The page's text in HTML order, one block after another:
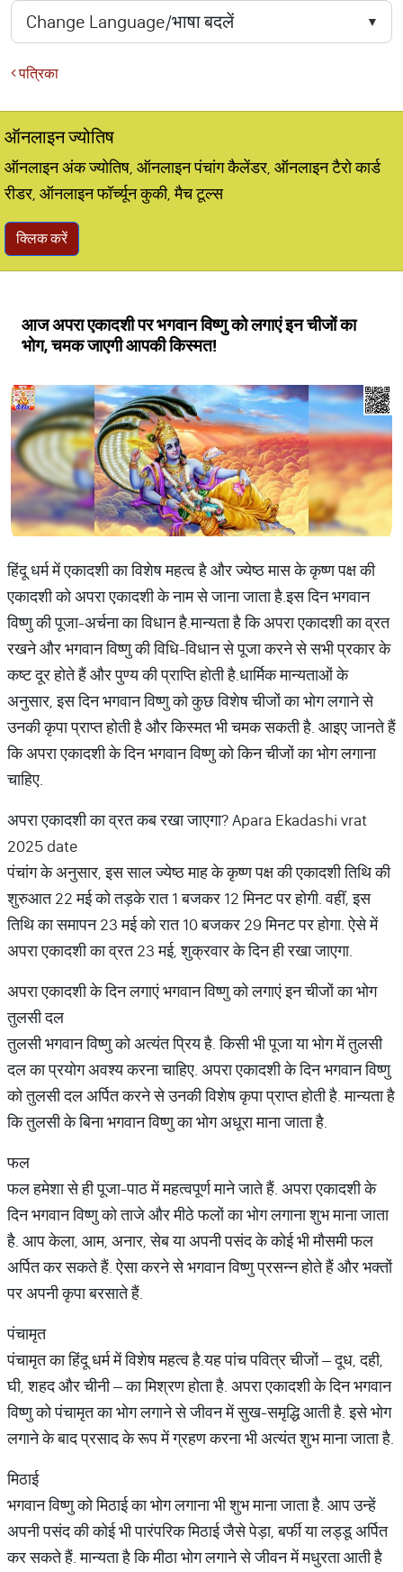
पत्रिका
ऑनलाइन ज्योतिष
ऑनलाइन अंक ज्योतिष, ऑनलाइन पंचांग कैलेंडर, ऑनलाइन टैरो कार्ड
रीडर, ऑनलाइन फॉर्च्यून कुकी, मैच टूल्स
क्लिक करें
आज अपरा एकादशी पर भगवान विष्णु को लगाएं इन चीजों का
भोग, चमक जाएगी आपकी किस्मत!
हिंदू धर्म में एकादशी का विशेष महत्व है और ज्येष्ठ मास के कृष्ण पक्ष की
एकादशी को अपरा एकादशी के नाम से जाना जाता है.इस दिन भगवान
विष्णु की पूजा-अर्चना का विधान है.मान्यता है कि अपरा एकादशी का व्रत
रखने और भगवान विष्णु की विधि-विधान से पूजा करने से सभी प्रकार के
कष्ट दूर होते हैं और पुण्य की प्राप्ति होती है.धार्मिक मान्यताओं के
अनुसार, इस दिन भगवान विष्णु को कुछ विशेष चीजों का भोग लगाने से
उनकी कृपा प्राप्त होती है और किस्मत भी चमक सकती है. आइए जानते हैं
कि अपरा एकादशी के दिन भगवान विष्णु को किन चीजों का भोग लगाना
चाहिए.
अपरा एकादशी का व्रत कब रखा जाएगा? Apara Ekadashi vrat
2025 date
पंचांग के अनुसार, इस साल ज्येष्ठ माह के कृष्ण पक्ष की एकादशी तिथि की
शुरुआत 22 मई को तड़के रात 1 बजकर 12 मिनट पर होगी. वहीं, इस
तिथि का समापन 23 मई को रात 10 बजकर 29 मिनट पर होगा. ऐसे में
अपरा एकादशी का व्रत 23 मई, शुक्रवार के दिन ही रखा जाएगा.
अपरा एकादशी के दिन लगाएं भगवान विष्णु को लगाएं इन चीजों का भोग
तुलसी दल
तुलसी भगवान विष्णु को अत्यंत प्रिय है. किसी भी पूजा या भोग में तुलसी
दल का प्रयोग अवश्य करना चाहिए. अपरा एकादशी के दिन भगवान विष्णु
को तुलसी दल अर्पित करने से उनकी विशेष कृपा प्राप्त होती है. मान्यता है
कि तुलसी के बिना भगवान विष्णु का भोग अधूरा माना जाता है.
फल
फल हमेशा से ही पूजा-पाठ में महत्वपूर्ण माने जाते हैं. अपरा एकादशी के
दिन भगवान विष्णु को ताजे और मीठे फलों का भोग लगाना शुभ माना जाता
है. आप केला, आम, अनार, सेब या अपनी पसंद के कोई भी मौसमी फल
अर्पित कर सकते हैं. ऐसा करने से भगवान विष्णु प्रसन्न होते हैं और भक्तों
पर अपनी कृपा बरसाते हैं.
पंचामृत
पंचामृत का हिंदू धर्म में विशेष महत्व है.यह पांच पवित्र चीजों – दूध, दही,
घी, शहद और चीनी – का मिश्रण होता है. अपरा एकादशी के दिन भगवान
विष्णु को पंचामृत का भोग लगाने से जीवन में सुख-समृद्धि आती है. इसे भोग
लगाने के बाद प्रसाद के रूप में ग्रहण करना भी अत्यंत शुभ माना जाता है.
मिठाई
भगवान विष्णु को मिठाई का भोग लगाना भी शुभ माना जाता है. आप उन्हें
अपनी पसंद की कोई भी पारंपरिक मिठाई जैसे पेड़ा, बर्फी या लड्डू अर्पित
कर सकते हैं. मान्यता है कि मीठा भोग लगाने से जीवन में मधुरता आती है